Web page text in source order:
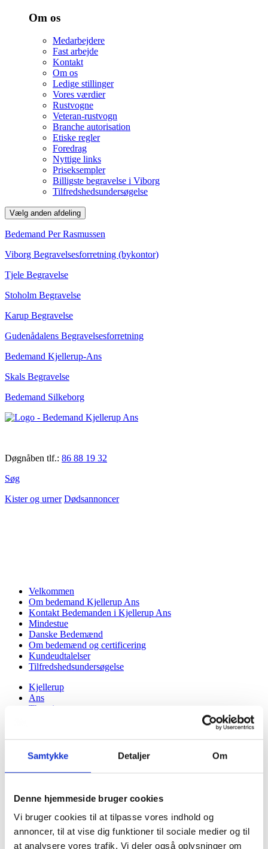
Samtykke Detaljer Om
Denne hjemmeside bruger cookies
Vi bruger cookies til at tilpasse vores indhold og
annoncer, til at vise dig funktioner til sociale medier og til
at analysere vores trafik. Vi deler også oplysninger om
Om os
Medarbejdere
Fast arbejde
Kontakt
Om os
Ledige stillinger
Vores værdier
Rustvogne
Veteran-rustvogn
Branche autorisation
Etiske regler
Foredrag
Nyttige links
Priseksempler
Billigste begravelse i Viborg
Tilfredshedsundersøgelse
Vælg anden afdeling
Bedemand Per Rasmussen
Viborg Begravelsesforretning (bykontor)
Tjele Begravelse
Stoholm Begravelse
Karup Begravelse
Gudenådalens Begravelsesforretning
Bedemand Kjellerup-Ans
Skals Begravelse
Bedemand Silkeborg
Døgnåben tlf.: 86 88 19 32
Søg
Kister og urner Dødsannoncer
Velkommen
Om bedemand Kjellerup Ans
Kontakt Bedemanden i Kjellerup Ans
Mindestue
Danske Bedemænd
Om bedemænd og certificering
Kundeudtalelser
Tilfredshedsundersøgelse
Kjellerup
Ans
Thorning
Frederiks
Silkeborg
Vinderslev
Serup
Levring
Fårvang
Gjern
Grauballe
Sjørslev